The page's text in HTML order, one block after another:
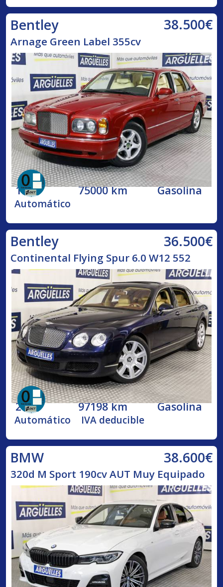
Bentley 38.500€
Arnage Green Label 355cv
1998 75000 km Gasolina
Automático
Bentley 36.500€
Continental Flying Spur 6.0 W12 552
2005 97198 km Gasolina
Automático IVA deducible
BMW 38.600€
320d M Sport 190cv AUT Muy Equipado